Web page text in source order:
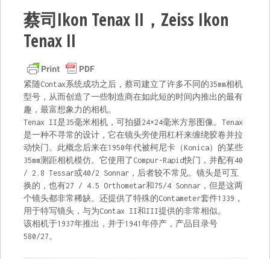
蔡司Ikon Tenax II，Zeiss Ikon
Tenax II
紧随Contax系统成功之后，蔡司建立了许多不同的35mm相机
型号，从而创造了一些制造商在如此短的时间内推出的最有
趣，最富想象力的相机。
Tenax II是35毫米相机，可拍摄24×24毫米方形图像。Tenax
是一种不寻常的设计，它在镜头旁使用杠杆来缠绕胶卷并拉
动快门。此概念后来在1950年代被柯尼卡（Konica）的某些
35mm测距相机模仿。它使用了Compur-Rapid快门，并配有40
/ 2.8 Tessar或40/2 Sonnar，后者较不常见。镜头是可互
换的，也有27 / 4.5 Orthometar和75/4 Sonnar，但是这两
个镜头都非常稀缺。还提供了特殊的Contameter套件1339，
用于特写镜头，与为Contax II和III提供的非常相似。
该相机于1937年推出，并于1941年停产，产品目录号
580/27。